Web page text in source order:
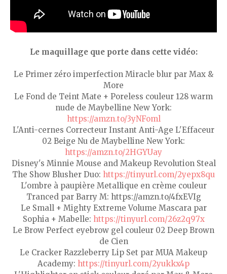
Le maquillage que porte dans cette vidéo:
Le Primer zéro imperfection Miracle blur par Max &
More
Le Fond de Teint Mate + Poreless couleur 128 warm
nude de Maybelline New York:
https://amzn.to/3yNFoml
L'Anti-cernes Correcteur Instant Anti-Age L'Effaceur
02 Beige Nu de Maybelline New York:
https://amzn.to/2HGYUay
Disney's Minnie Mouse and Makeup Revolution Steal
The Show Blusher Duo: https://tinyurl.com/2yepx8qu
L'ombre à paupière Metallique en crème couleur
Tranced par Barry M: https://amzn.to/4fxEVIg
Le Small + Mighty Extreme Volume Mascara par
Sophia + Mabelle: https://tinyurl.com/26z2q97x
Le Brow Perfect eyebrow gel couleur 02 Deep Brown
de Cien
Le Cracker Razzleberry Lip Set par MUA Makeup
Academy: https://tinyurl.com/2yukkx4p